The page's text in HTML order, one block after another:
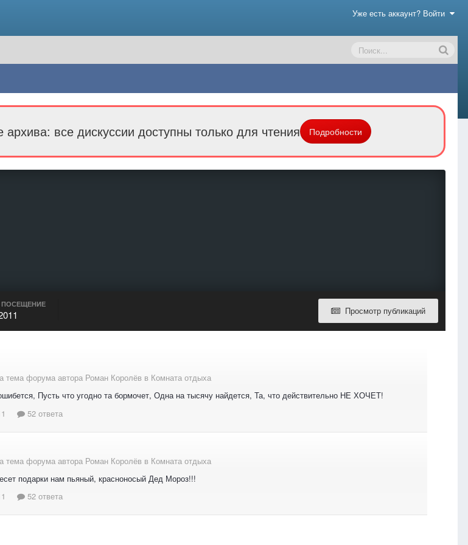
Уже есть аккаунт? Войти
все дискуссии доступны только для чтения Подробности
Просмотр публикаций
ПОСЕЩЕНИЕ
тема форума автора Роман Королёв в Комната отдыха
Пусть что угодно та бормочет, Одна на тысячу найдется, Та, что действительно НЕ ХОЧЕТ!
52 ответа
тема форума автора Роман Королёв в Комната отдыха
подарки нам пьяный, красноносый Дед Мороз!!!
52 ответа